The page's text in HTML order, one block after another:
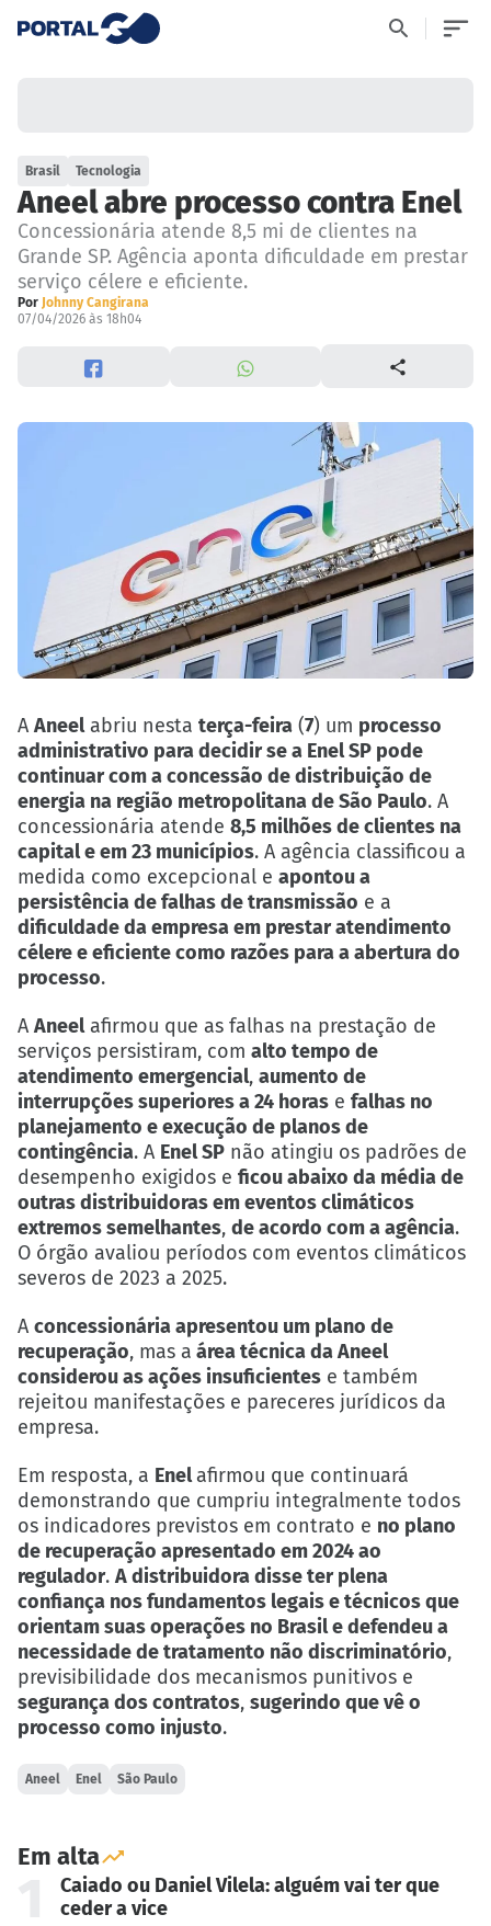
Brasil Tecnologia
Aneel abre processo contra Enel
Concessionária atende 8,5 mi de clientes na
Grande SP. Agência aponta dificuldade em prestar
serviço célere e eficiente.
Por Johnny Cangirana
07/04/2026 às 18h04
A Aneelabriu nesta terça-feira (7) um processo
administrativo para decidir se a Enel SP pode
continuar com a concessão de distribuição de
energia na região metropolitana de São Paulo. A
concessionária atende 8,5 milhões de clientes na
capital e em 23 municípios. A agência classificou a
medida como excepcional e apontou a
persistência de falhas de transmissão e a
dificuldade da empresa em prestar atendimento
célere e eficiente como razões para a abertura do
processo.
A Aneelafirmou que as falhas na prestação de
serviços persistiram, com alto tempo de
atendimento emergencial, aumento de
interrupções superiores a 24 horas e falhas no
planejamento e execução de planos de
contingência. A Enel SP não atingiu os padrões de
desempenho exigidos e ficou abaixo da média de
outras distribuidoras em eventos climáticos
extremos semelhantes, de acordo com a agência.
O órgão avaliou períodos com eventos climáticos
severos de 2023 a 2025.
A concessionária apresentou um plano de
recuperação, mas a área técnica da Aneel
considerou as ações insuficientes e também
rejeitou manifestações e pareceres jurídicos da
empresa.
Em resposta, a Enelafirmou que continuará
demonstrando que cumpriu integralmente todos
os indicadores previstos em contrato e no plano
de recuperação apresentado em 2024 ao
regulador. A distribuidora disse ter plena
confiança nos fundamentos legais e técnicos que
orientam suas operações no Brasil e defendeu a
necessidade de tratamento não discriminatório,
previsibilidade dos mecanismos punitivos e
segurança dos contratos, sugerindo que vê o
processo como injusto.
Aneel Enel São Paulo
Em alta
Caiado ou Daniel Vilela: alguém vai ter que
ceder a vice